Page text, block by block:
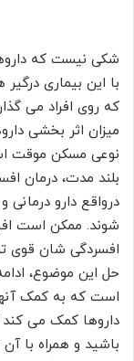
شکی نیست که
با این بیماری
که روی افراد می
میزان اثر بخشی
نوعی مسکن موقت
بلند مدت، درمان
درواقع دارو درمانی
شوند. ممکن است
افسردگی شان قوی
حل این موضوع،
است که به کمک
داروها کمک می
باشید و همراه با